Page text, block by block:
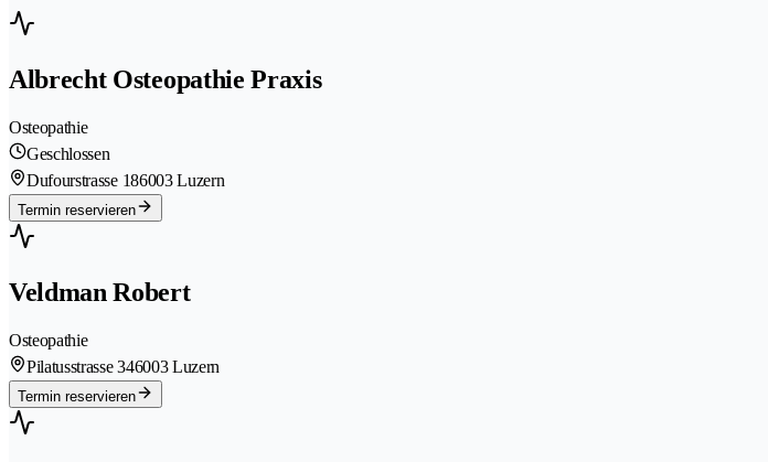
Albrecht Osteopathie Praxis
Osteopathie
Geschlossen
Dufourstrasse 186003 Luzern
Termin reservieren
Veldman Robert
Osteopathie
Pilatusstrasse 346003 Luzern
Termin reservieren